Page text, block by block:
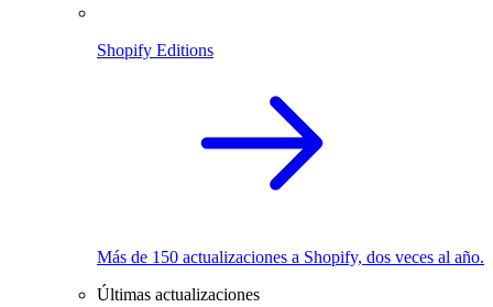
Shopify Editions
Más de 150 actualizaciones a Shopify, dos veces al año.
Últimas actualizaciones